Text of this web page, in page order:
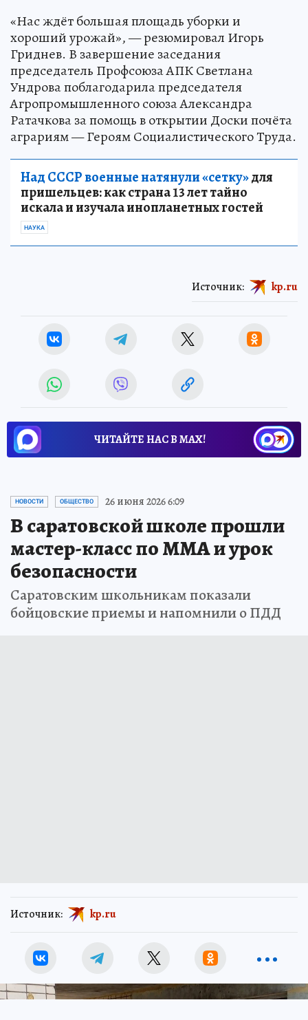
«Нас ждёт большая площадь уборки и
хороший урожай», — резюмировал Игорь
Гриднев. В завершение заседания
председатель Профсоюза АПК Светлана
Ундрова поблагодарила председателя
Агропромышленного союза Александра
Ратачкова за помощь в открытии Доски почёта
аграриям — Героям Социалистического Труда.
Над СССР военные натянули «сетку»для
пришельцев: как страна 13 лет тайно
искала и изучала инопланетных гостей
НАУКА
Источник: kp.ru
ЧИТАЙТЕ НАС В МАХ!
НОВОСТИ ОБЩЕСТВО 26 июня 2026 6:09
В саратовской школе прошли
мастер-класс по ММА и урок
безопасности
Саратовским школьникам показали
бойцовские приемы и напомнили о ПДД
Источник: kp.ru